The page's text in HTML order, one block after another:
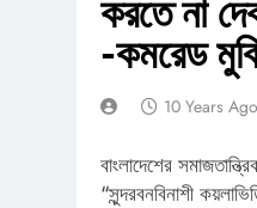
করতে না
-কমরেড
10 Years Ago
বাংলাদেশের
“সুন্দরবনবিনাশী